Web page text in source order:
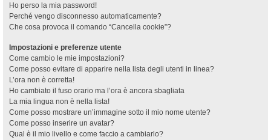
Ho perso la mia password!
Perché vengo disconnesso automaticamente?
Che cosa provoca il comando “Cancella cookie”?
Impostazioni e preferenze utente
Come cambio le mie impostazioni?
Come posso evitare di apparire nella lista degli utenti in linea?
L’ora non è corretta!
Ho cambiato il fuso orario ma l’ora è ancora sbagliata
La mia lingua non è nella lista!
Come posso mostrare un’immagine sotto il mio nome utente?
Come posso inserire un avatar?
Qual è il mio livello e come faccio a cambiarlo?